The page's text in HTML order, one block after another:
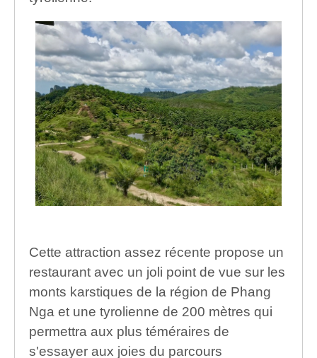
Cette attraction assez récente propose un
restaurant avec un joli point de vue sur les
monts karstiques de la région de Phang
Nga et une tyrolienne de 200 mètres qui
permettra aux plus téméraires de
s'essayer aux joies du parcours